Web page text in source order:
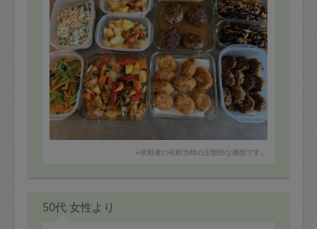
※依頼者の依頼当時の主観的な感想です。
50代 女性より